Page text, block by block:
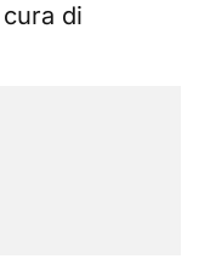
di